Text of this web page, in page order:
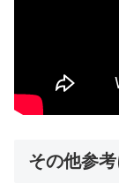
その他参